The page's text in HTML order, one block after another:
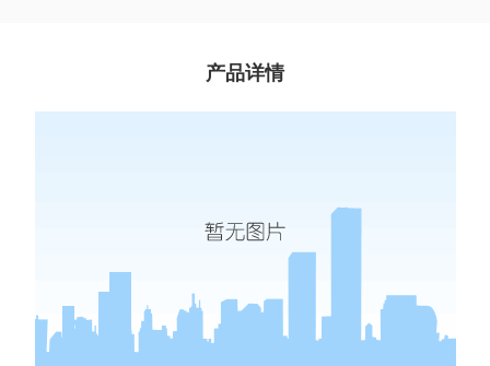
产品详情